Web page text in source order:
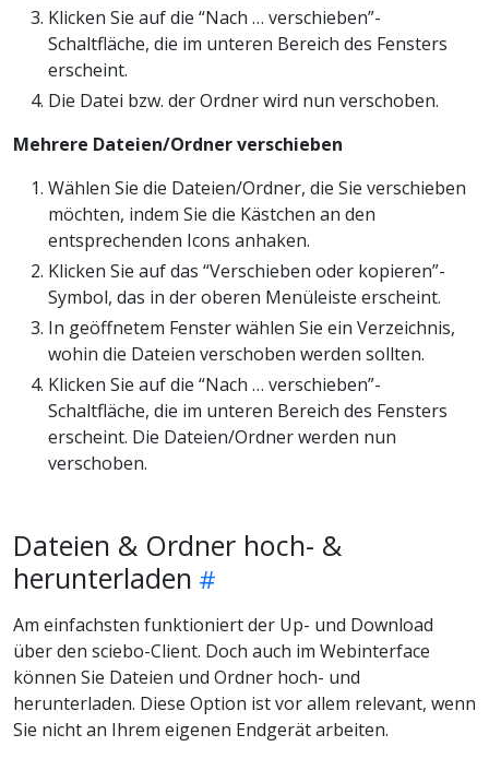
Klicken Sie auf die “Nach … verschieben”-
Schaltfläche, die im unteren Bereich des Fensters
erscheint.
Die Datei bzw. der Ordner wird nun verschoben.
Mehrere Dateien/Ordner verschieben
Wählen Sie die Dateien/Ordner, die Sie verschieben
möchten, indem Sie die Kästchen an den
entsprechenden Icons anhaken.
Klicken Sie auf das “Verschieben oder kopieren”-
Symbol, das in der oberen Menüleiste erscheint.
In geöffnetem Fenster wählen Sie ein Verzeichnis,
wohin die Dateien verschoben werden sollten.
Klicken Sie auf die “Nach … verschieben”-
Schaltfläche, die im unteren Bereich des Fensters
erscheint. Die Dateien/Ordner werden nun
verschoben.
Dateien & Ordner hoch- &
herunterladen
Am einfachsten funktioniert der Up- und Download
über den sciebo-Client. Doch auch im Webinterface
können Sie Dateien und Ordner hoch- und
herunterladen. Diese Option ist vor allem relevant, wenn
Sie nicht an Ihrem eigenen Endgerät arbeiten.